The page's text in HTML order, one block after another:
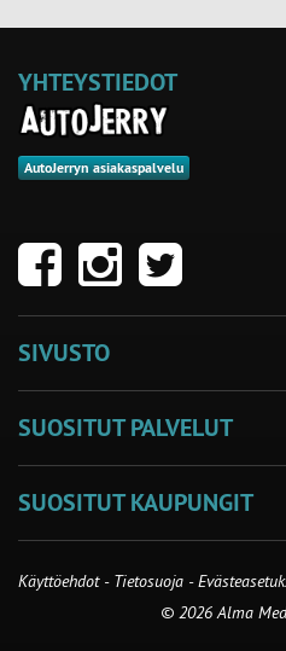
YHTEYSTIEDOT
AutoJerryn asiakaspalvelu
SIVUSTO
SUOSITUT PALVELUT
SUOSITUT KAUPUNGIT
Käyttöehdot - Tietosuoja -
© 2026 Alma